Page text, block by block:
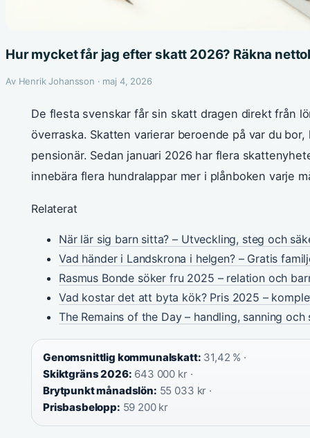
Hur mycket får jag efter skatt 2026? Räkna
Av Henrik Johansson · maj 4, 2026
De flesta svenskar får sin skatt dragen direkt från
överraska. Skatten varierar beroende på var du
pensionär. Sedan januari 2026 har flera
innebära flera hundralappar mer i plånboken varje
Relaterat
När lär sig barn sitta? – Utveckling, steg och
Vad händer i Landskrona i helgen? – Gratis
Rasmus Bonde söker fru 2025 – relation och
Vad kostar det att byta kök? Pris 2025 –
The Remains of the Day – handling, sanning och
Genomsnittlig kommunalskatt: 31,42 % ·
Skiktgräns 2026: 643 000 kr ·
Brytpunkt månadslön: 55 033 kr ·
Prisbasbelopp: 59 200 kr